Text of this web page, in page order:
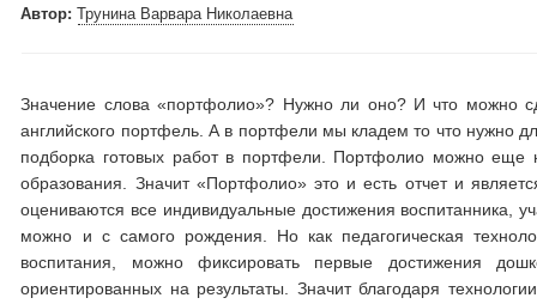
Автор:Трунина Варвара Николаевна
Значение слова «портфолио»? Нужно ли оно? И что можно
английского портфель. А в портфели мы кладем то что нужно
подборка готовых работ в портфели. Портфолио можно еще
образования. Значит «Портфолио» это и есть отчет и
оцениваются все индивидуальные достижения воспитанника,
можно и с самого рождения. Но как педагогическая
воспитания, можно фиксировать первые достижения
ориентированных на результаты. Значит благодаря